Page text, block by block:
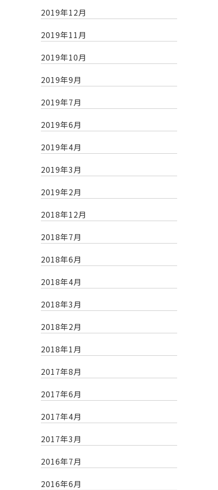
2019年12月
2019年11月
2019年10月
2019年9月
2019年7月
2019年6月
2019年4月
2019年3月
2019年2月
2018年12月
2018年7月
2018年6月
2018年4月
2018年3月
2018年2月
2018年1月
2017年8月
2017年6月
2017年4月
2017年3月
2016年7月
2016年6月